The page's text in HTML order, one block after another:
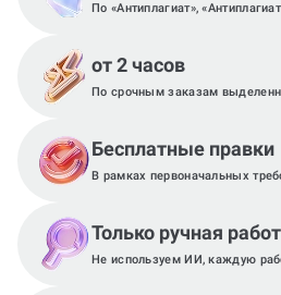
По «Антиплагиат»,
от 2 часов
По срочным заказам
Бесплатные правки
В рамках первоначальных
Только ручная
Не используем ИИ, каждую